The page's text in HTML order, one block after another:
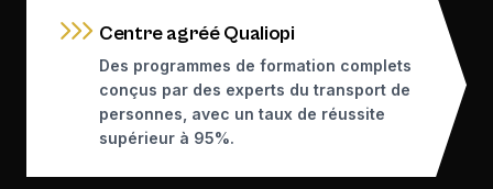
Centre agréé Qualiopi
Des programmes de formation complets
conçus par des experts du transport de
personnes, avec un taux de réussite
supérieur à 95%.